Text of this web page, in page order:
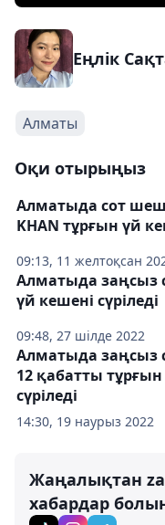
Еңлік
Алматы
Оқи отырыңыз
09:13, 11 желтоқсан
Алматыда сот
KHAN тұрғын үй
09:48, 27 шілде 2022
Алматыда заңсыз
үй кешені сүріледі
14:30, 19 наурыз 2022
Алматыда заңсыз
12 қабатты
сүріледі
Жаңалықтан
хабардар